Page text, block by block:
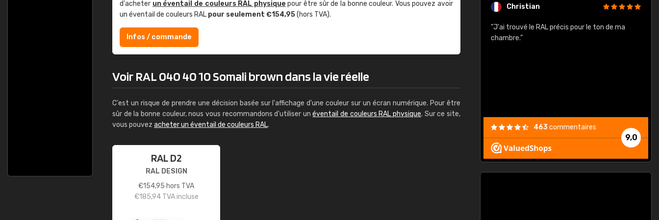
d'acheter un éventail de couleurs RAL physique pour être sûr de la bonne couleur. Vous pouvez avoir
un éventail de couleurs RAL pour seulement €154,95(hors TVA).
Infos / commande
Voir RAL 040 40 10 Somali brown dans la vie réelle
C'est un risque de prendre une décision basée sur l'affichage d'une couleur sur un écran numérique. Pour être
sûr de la bonne couleur, nous vous recommandons d'utiliser unéventail de couleurs RAL physique. Sur ce site,
vous pouvez acheter un éventail de couleurs RAL.
RAL D2
RAL DESIGN
€154,95 hors TVA
€185,94TVA incluse
Guillaume Euvrard Christian
"J'ai trouvé le RAL précis pour le ton de ma
chambre."
9,0
463commentaires